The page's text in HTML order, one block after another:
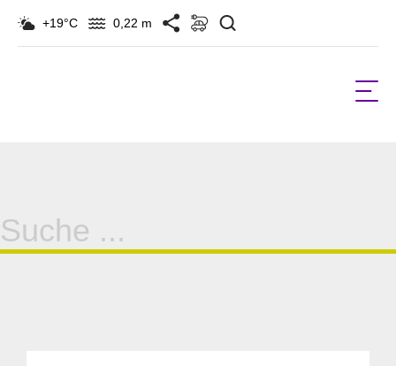
+19°C 0,22 m
Suche
für: